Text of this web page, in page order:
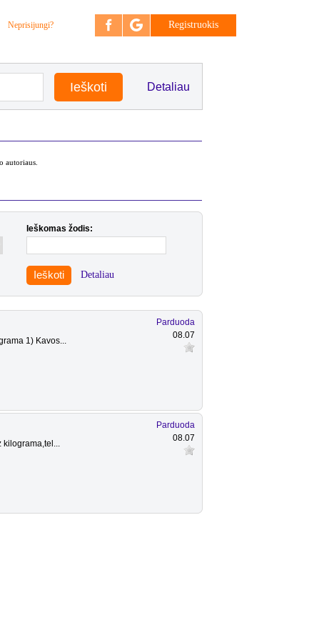
Neprisijungi? Registruokis
Detaliau
autoriaus.
Ieškomas žodis:
Ieškoti Detaliau
1) Kavos...
Parduoda
08.07
kilograma,tel...
Parduoda
08.07